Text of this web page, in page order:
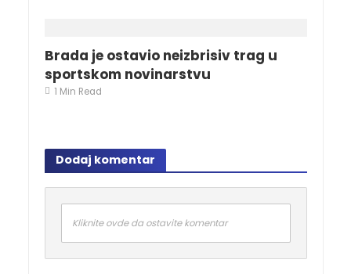
Brada je ostavio neizbrisiv trag u
sportskom novinarstvu
1 Min Read
Dodaj komentar
Kliknite ovde da ostavite komentar